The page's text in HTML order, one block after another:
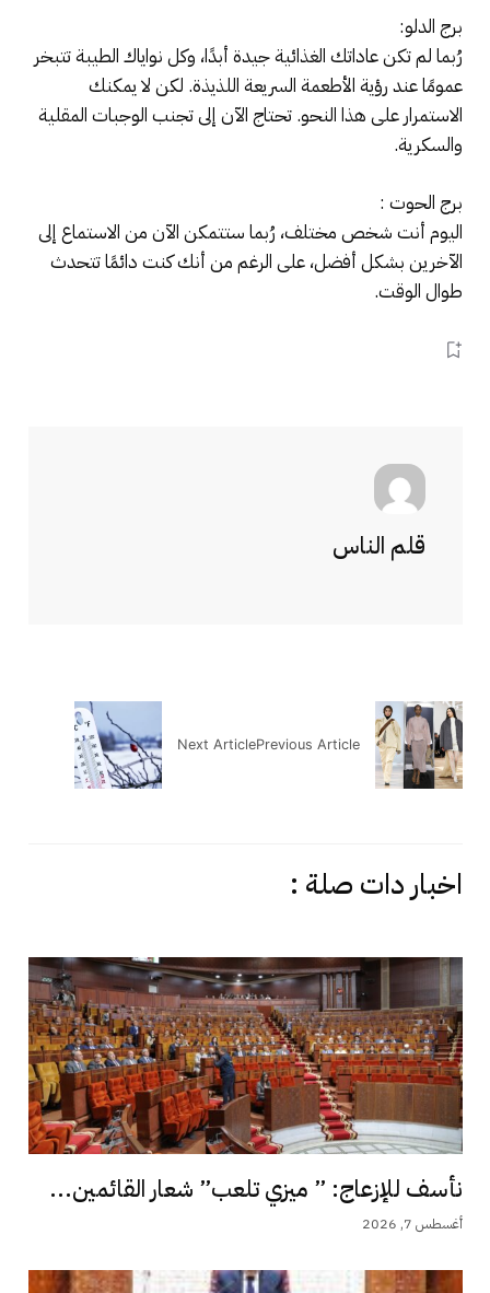
برج الدلو:
رُبما لم تكن عاداتك الغذائية جيدة أبدًا، وكل نواياك الطيبة تتبخر
عمومًا عند رؤية الأطعمة السريعة اللذيذة. لكن لا يمكنك
الاستمرار على هذا النحو. تحتاج الآن إلى تجنب الوجبات المقلية
والسكرية.
برج الحوت :
اليوم أنت شخص مختلف، رُبما ستتمكن الآن من الاستماع إلى
الآخرين بشكل أفضل، على الرغم من أنك كنت دائمًا تتحدث
طوال الوقت.
قلم الناس
Previous Article
Next Article
اخبار دات صلة :
نأسف للإزعاج: ” ميزي تلعب” شعار القائمين...
أغسطس 7, 2026